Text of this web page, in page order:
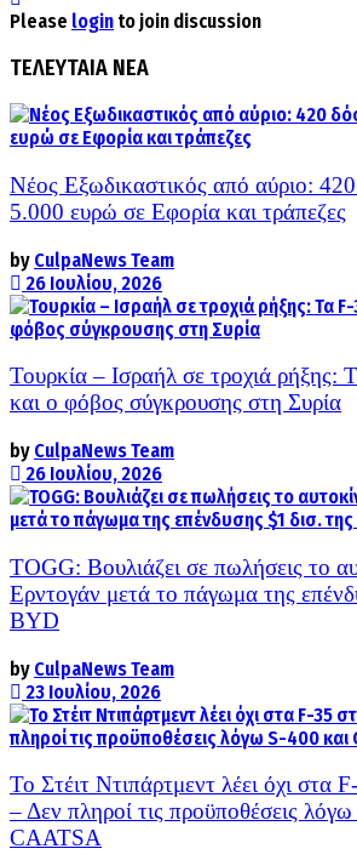
Please login to join discussion
ΤΕΛΕΥΤΑΙΑ ΝΕΑ
Νέος Εξωδικαστικός από αύριο: 420
5.000 ευρώ σε Εφορία και τράπεζες
by CulpaNews Team
26 Ιουλίου, 2026
Τουρκία – Ισραήλ σε τροχιά
και ο φόβος σύγκρουσης στη Συρία
by CulpaNews Team
26 Ιουλίου, 2026
TOGG: Βουλιάζει σε πωλήσεις το
Ερντογάν μετά το πάγωμα της
BYD
by CulpaNews Team
23 Ιουλίου, 2026
Το Στέιτ Ντιπάρτμεντ λέει όχι στα
– Δεν πληροί τις προϋποθέσεις
CAATSA